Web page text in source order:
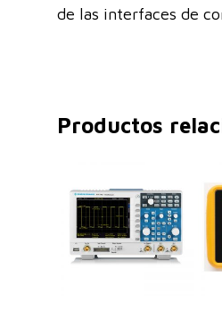
de las interfaces de
Productos